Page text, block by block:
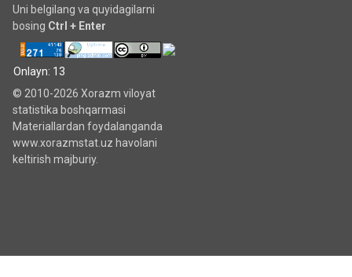
Uni belgilang va quyidagilarni
bosing Ctrl + Enter
Onlayn: 13
© 2010-2026 Xorazm viloyat
statistika boshqarmasi
Materiallardan foydalanganda
www.xorazmstat.uz havolani
keltirish majburiy.